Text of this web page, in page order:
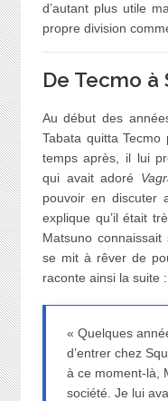
d’autant plus utile
propre division
De Tecmo à
Au début des
Tabata quitta
temps après, il lui
qui avait adoré
pouvoir en discuter
explique qu’il était
Matsuno
se mit à rêver de
raconte ainsi la suite :
« Quelques
d’entrer chez
à ce moment-là,
société. Je lui